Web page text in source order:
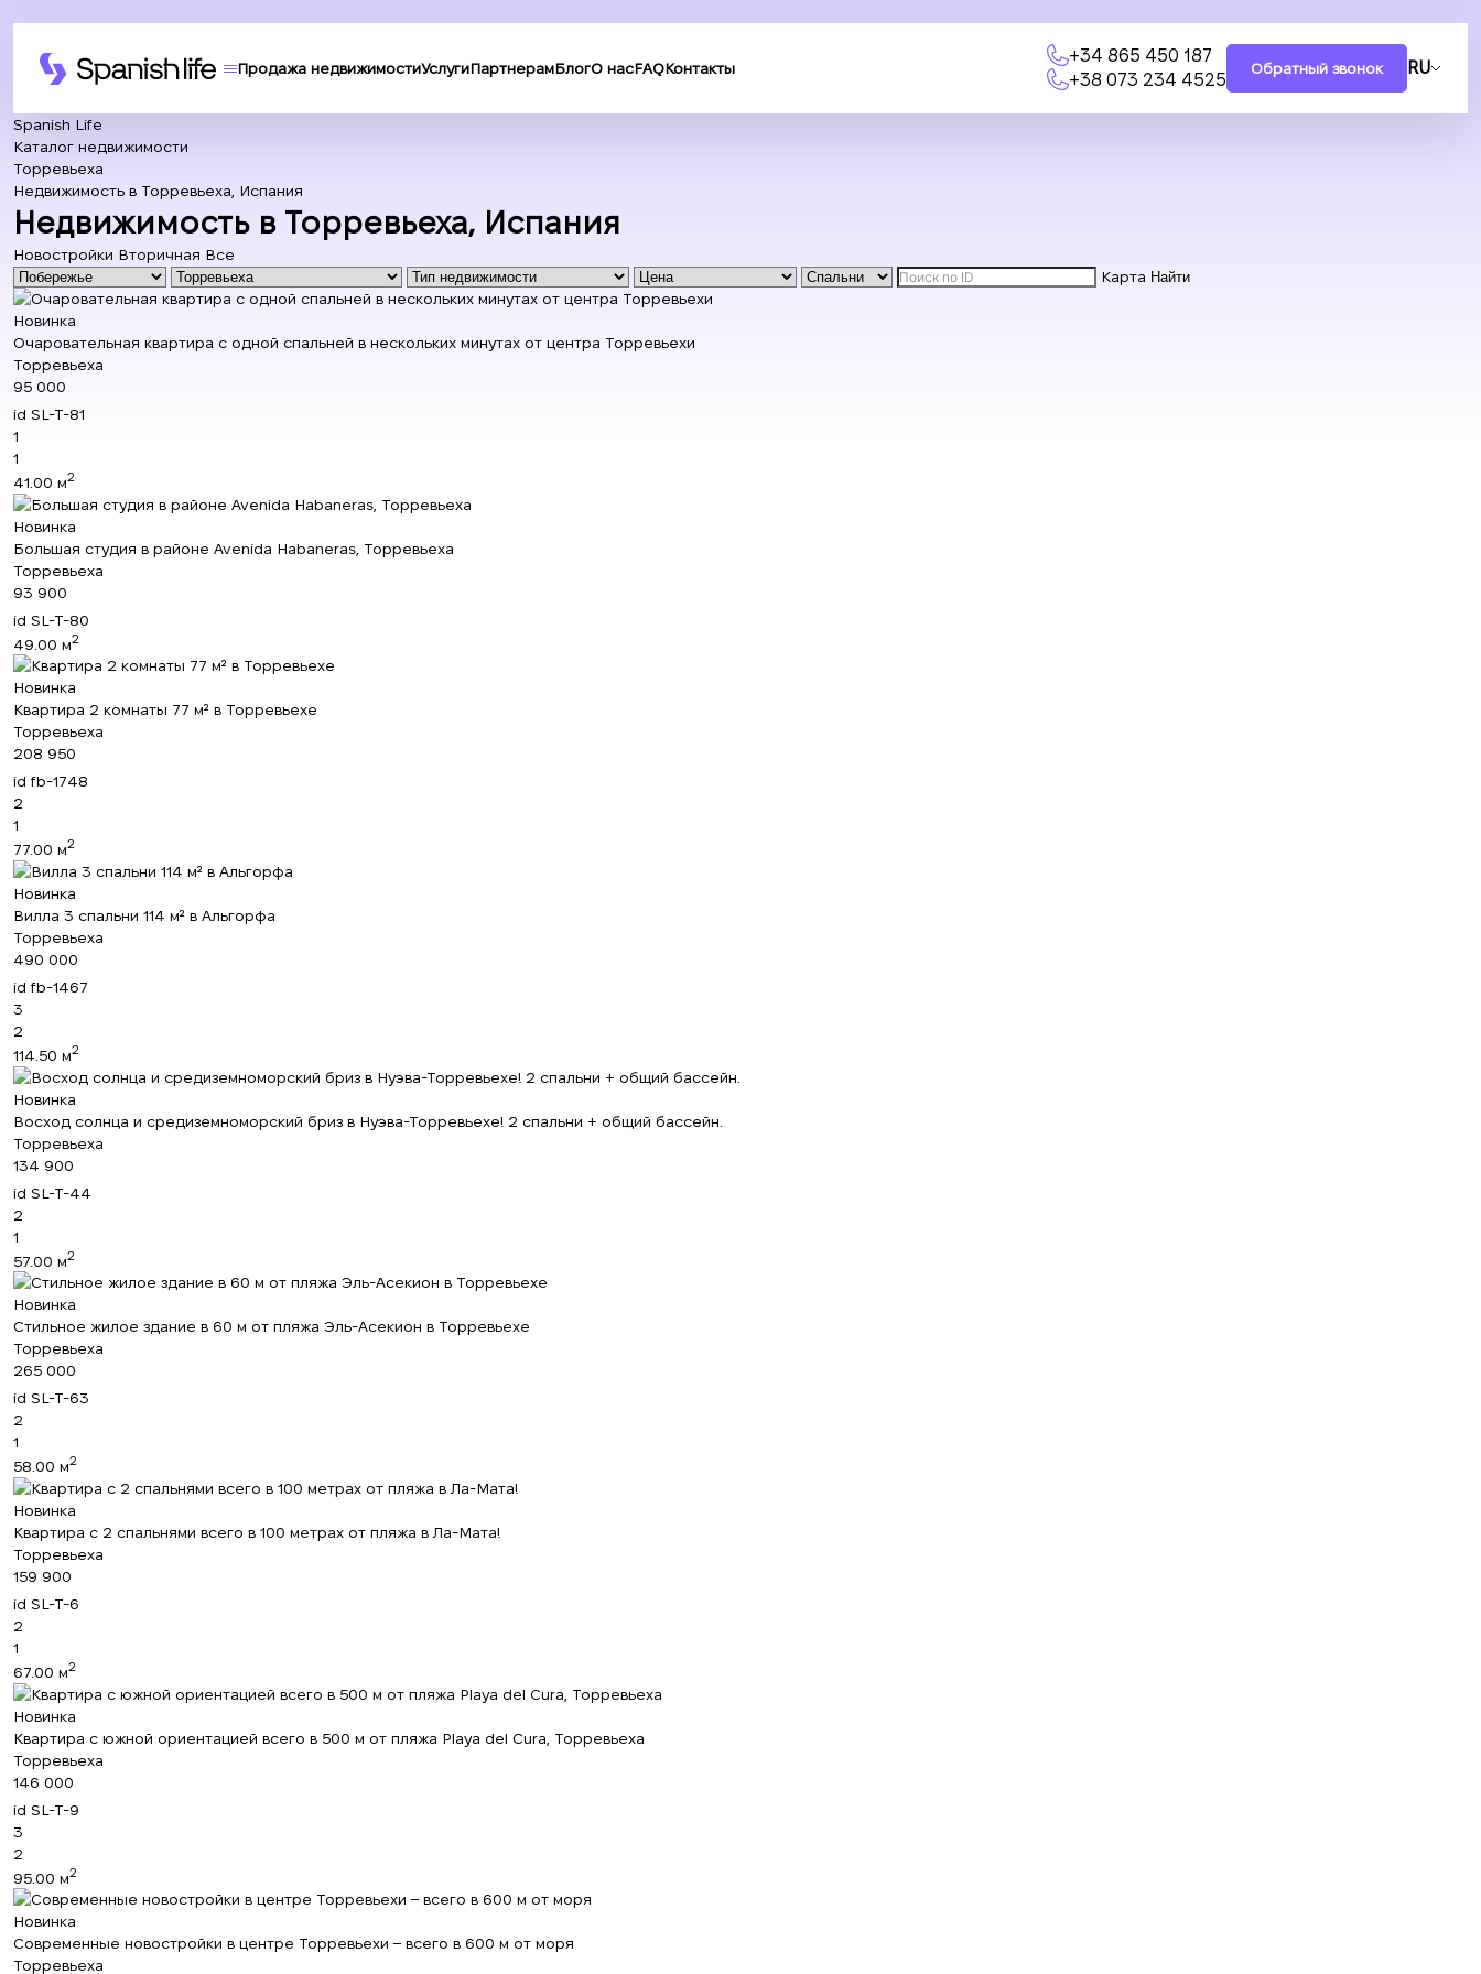
Продажа недвижимостиУслугиПартнерамБлогО насFAQКонтакты
+34 865 450 187
+38 073 234 4525
Обратный звонок RU
Spanish Life
Каталог недвижимости
Торревьеха
Недвижимость в Торревьеха, Испания
Недвижимость в Торревьеха, Испания
Новостройки Вторичная Все
Карта Найти
Новинка
Очаровательная квартира с одной спальней в нескольких минутах от центра Торревьехи
Торревьеха
95 000
id SL-T-81
1
1
41.00 м2
Новинка
Большая студия в районе Avenida Habaneras, Торревьеха
Торревьеха
93 900
id SL-T-80
49.00 м2
Новинка
Квартира 2 комнаты 77 м² в Торревьехе
Торревьеха
208 950
id fb-1748
2
1
77.00 м2
Новинка
Вилла 3 спальни 114 м² в Альгорфа
Торревьеха
490 000
id fb-1467
3
2
114.50 м2
Новинка
Восход солнца и средиземноморский бриз в Нуэва-Торревьехе! 2 спальни + общий бассейн.
Торревьеха
134 900
id SL-T-44
2
1
57.00 м2
Новинка
Стильное жилое здание в 60 м от пляжа Эль-Асекион в Торревьехе
Торревьеха
265 000
id SL-T-63
2
1
58.00 м2
Новинка
Квартира с 2 спальнями всего в 100 метрах от пляжа в Ла-Мата!
Торревьеха
159 900
id SL-T-6
2
1
67.00 м2
Новинка
Квартира с южной ориентацией всего в 500 м от пляжа Playa del Cura, Торревьеха
Торревьеха
146 000
id SL-T-9
3
2
95.00 м2
Новинка
Современные новостройки в центре Торревьехи – всего в 600 м от моря
Торревьеха